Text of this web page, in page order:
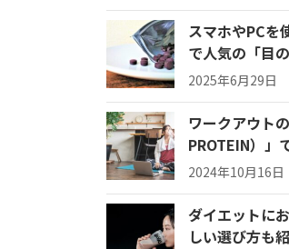
スマホやPCを
で人気の「目
2025年6月29日
ワークアウト
PROTEIN）」
2024年10月16日
ダイエットに
しい選び方も